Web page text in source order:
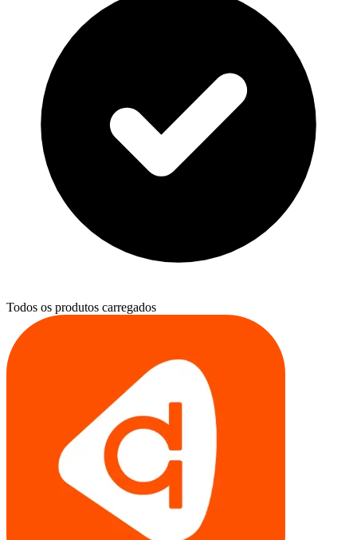
Todos os produtos carregados